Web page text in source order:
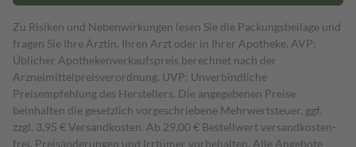
Zu Risiken und Nebenwirkungen lesen Sie die Packungsbeilage und
fragen Sie Ihre Ärztin, Ihren Arzt oder in Ihrer Apotheke. AVP:
Üblicher Apothekenverkaufspreis berechnet nach der
Arzneimittelpreisverordnung. UVP: Unverbindliche
Preisempfehlung des Herstellers. Die angegebenen Preise
beinhalten die gesetzlich vorgeschriebene Mehrwertsteuer, ggf.
zzgl. 3,95 € Versandkosten. Ab 29,00 € Bestell­wert versand­kosten­
frei. Preisänderungen und Irrtümer vorbehalten. Alle Angebote